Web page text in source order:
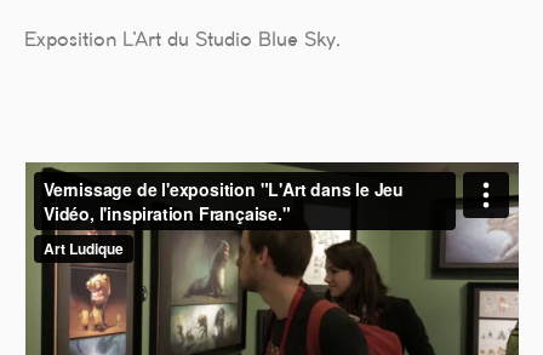
Exposition L’Art du Studio Blue Sky.